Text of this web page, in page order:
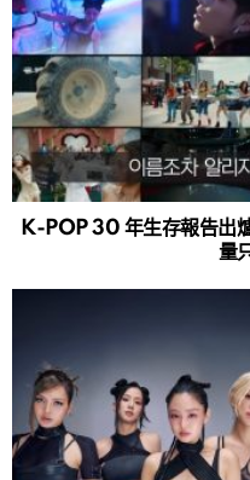
K-POP 30 年生存報告出
量